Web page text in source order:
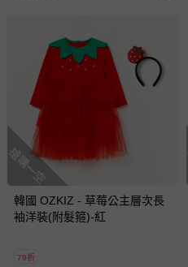
搶購一空
韓國 OZKIZ - 草莓公主層次長
袖洋裝(附髮箍)-紅
79折